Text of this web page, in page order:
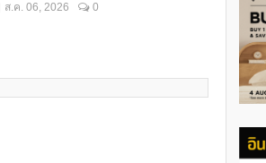
ส.ค. 06, 2026 0